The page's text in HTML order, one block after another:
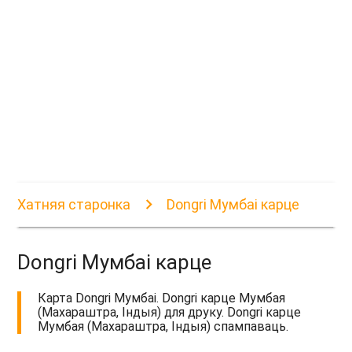
Хатняя старонка Dongri Мумбаі карце
Dongri Мумбаі карце
Карта Dongri Мумбаі. Dongri карце Мумбая
(Махараштра, Індыя) для друку. Dongri карце
Мумбая (Махараштра, Індыя) спампаваць.